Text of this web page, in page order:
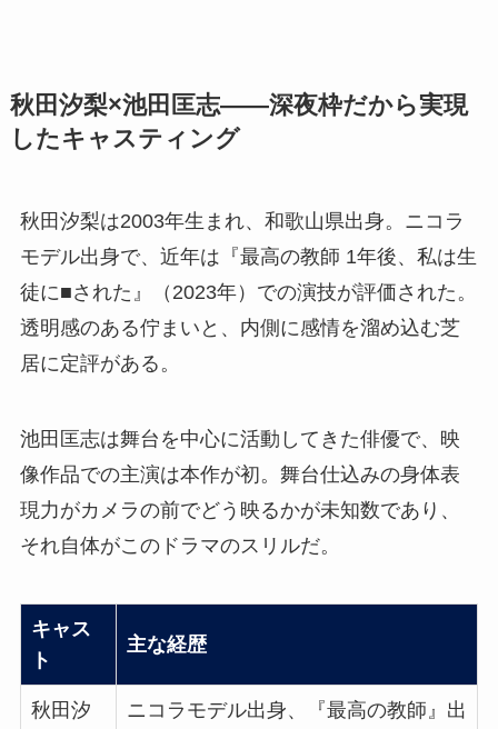
秋田汐梨×池田匡志――深夜枠だから実現
したキャスティング
秋田汐梨は2003年生まれ、和歌山県出身。ニコラ
モデル出身で、近年は『最高の教師 1年後、私は生
徒に■された』（2023年）での演技が評価された。
透明感のある佇まいと、内側に感情を溜め込む芝
居に定評がある。
池田匡志は舞台を中心に活動してきた俳優で、映
像作品での主演は本作が初。舞台仕込みの身体表
現力がカメラの前でどう映るかが未知数であり、
それ自体がこのドラマのスリルだ。
キャス
ト
主な経歴
秋田汐
ニコラモデル出身、『最高の教師』出